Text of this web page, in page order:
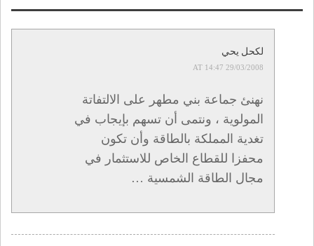
لكحل يحي
29/03/2008 AT 14:47
نهنئ جماعة بني مطهر على الالتفاتة
المولوية ، ونتمى أن تسهم بإيجاب في
تغدية المملكة بالطاقة وأن تكون
محفزا للقطاع الخاص للاستثمار في
مجال الطاقة الشمسية …